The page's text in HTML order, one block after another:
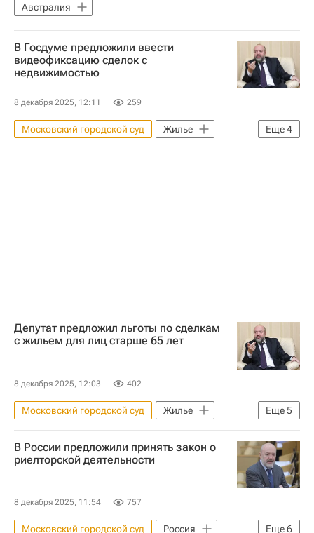
Австралия
В Госдуме предложили ввести
видеофиксацию сделок с
недвижимостью
8 декабря 2025, 12:11 259
Еще4
Московский городской суд
Жилье
Москва
Лариса Долина
Депутат предложил льготы по сделкам
с жильем для лиц старше 65 лет
8 декабря 2025, 12:03 402
Еще5
Московский городской суд
Жилье
Москва
Павел Крашенинников
Лариса Долина
Госдума РФ
В России предложили принять закон о
риелторской деятельности
8 декабря 2025, 11:54 757
Еще6
Московский городской суд Россия